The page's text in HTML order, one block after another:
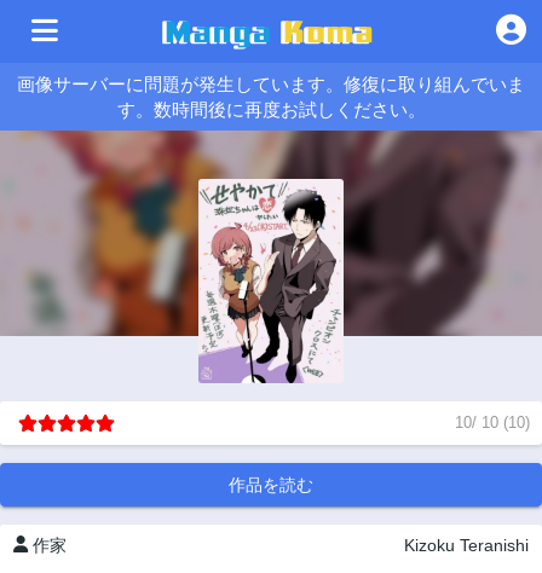
画像サーバーに問題が発生しています。修復に取り組んでいま
す。数時間後に再度お試しください。
10/ 10 (10)
作品を読む
作家 Kizoku Teranishi